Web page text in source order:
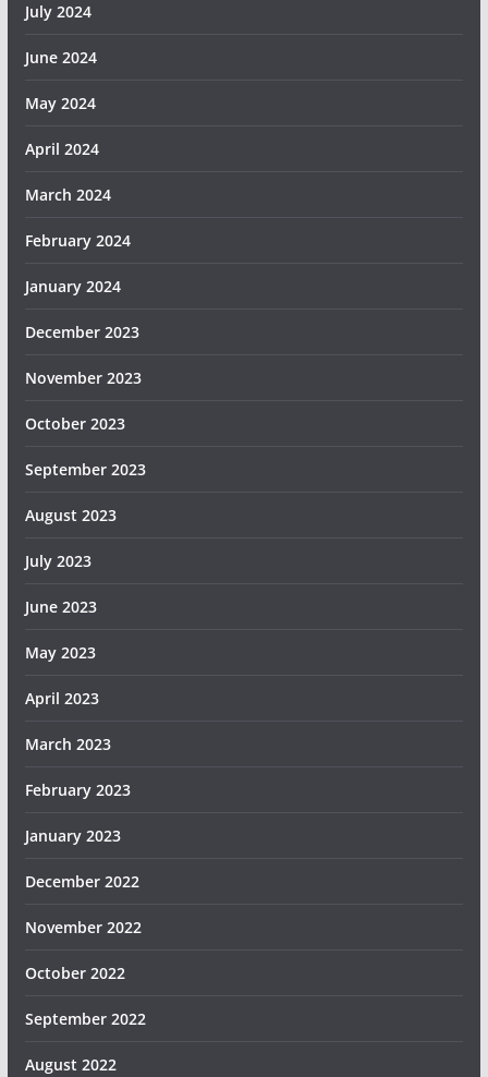
July 2024
June 2024
May 2024
April 2024
March 2024
February 2024
January 2024
December 2023
November 2023
October 2023
September 2023
August 2023
July 2023
June 2023
May 2023
April 2023
March 2023
February 2023
January 2023
December 2022
November 2022
October 2022
September 2022
August 2022